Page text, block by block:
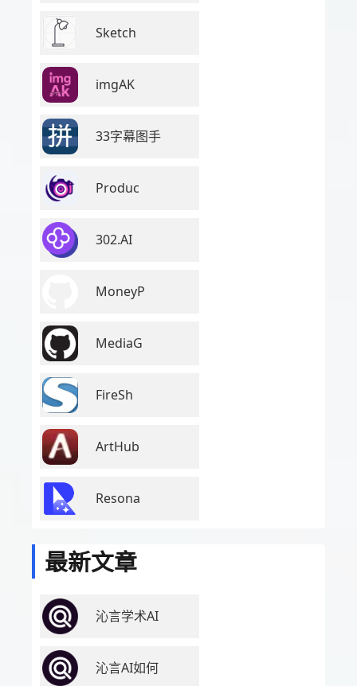
Sketch
imgAK
33字幕图手
Produc
302.AI
MoneyP
MediaG
FireSh
ArtHub
Resona
最新文章
沁言学术AI
沁言AI如何